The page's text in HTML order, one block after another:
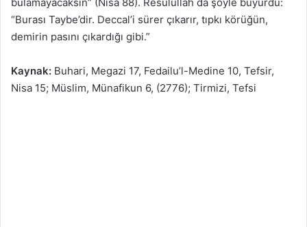
“Burası Taybe’dir. Deccal’i sürer çıkarır, tıpkı körüğün,
demirin pasını çıkardığı gibi.”
Kaynak: Buhari, Megazi 17, Fedailu’l-Medine 10, Tefsir,
Nisa 15; Müslim, Münafikun 6, (2776); Tirmizi, Tefsi